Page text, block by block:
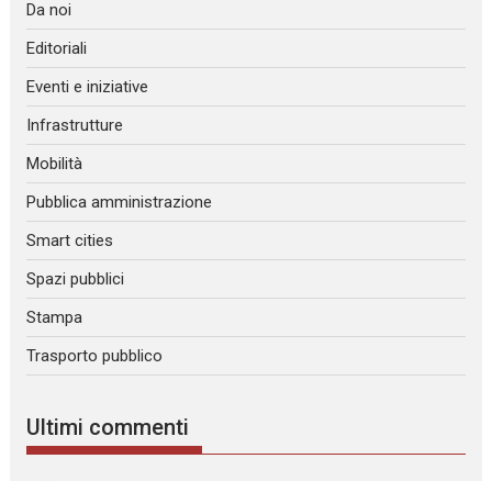
Da noi
Editoriali
Eventi e iniziative
Infrastrutture
Mobilità
Pubblica amministrazione
Smart cities
Spazi pubblici
Stampa
Trasporto pubblico
Ultimi commenti